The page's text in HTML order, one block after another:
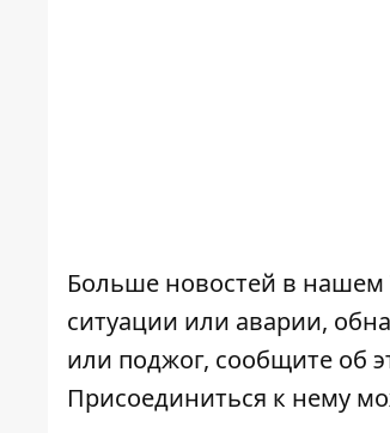
Больше новостей в нашем
ситуации или аварии,
или поджог, сообщите об
Присоединиться к нему